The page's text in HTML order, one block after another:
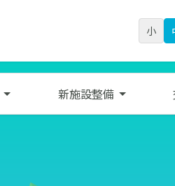
小
新施設整備